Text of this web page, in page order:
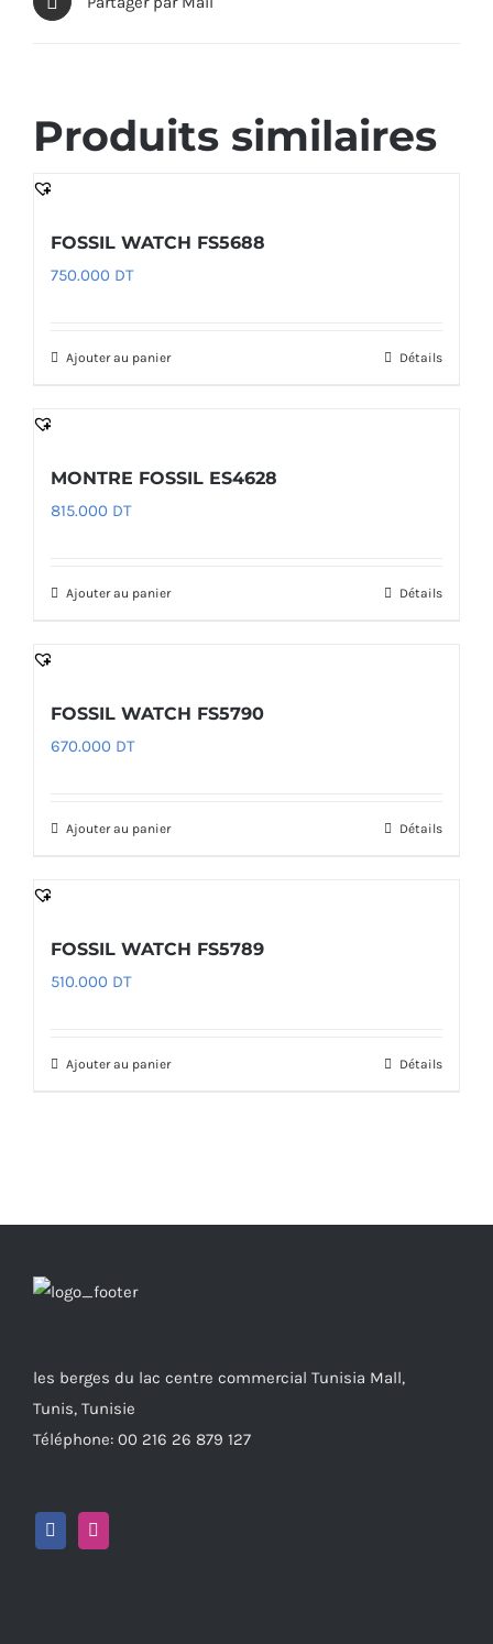
Produits similaires
FOSSIL WATCH FS5688
750.000 DT
Ajouter au panier Détails
MONTRE FOSSIL ES4628
815.000 DT
Ajouter au panier Détails
FOSSIL WATCH FS5790
670.000 DT
Ajouter au panier Détails
FOSSIL WATCH FS5789
510.000 DT
Ajouter au panier Détails
les berges du lac centre commercial Tunisia Mall,
Tunis, Tunisie
Téléphone: 00 216 26 879 127